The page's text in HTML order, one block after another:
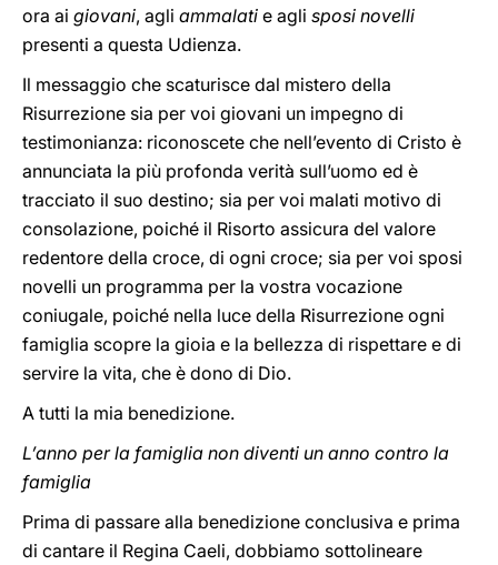
ora ai giovani, agli ammalati e agli sposi novelli
presenti a questa Udienza.
Il messaggio che scaturisce dal mistero della
Risurrezione sia per voi giovani un impegno di
testimonianza: riconoscete che nell’evento di Cristo è
annunciata la più profonda verità sull’uomo ed è
tracciato il suo destino; sia per voi malati motivo di
consolazione, poiché il Risorto assicura del valore
redentore della croce, di ogni croce; sia per voi sposi
novelli un programma per la vostra vocazione
coniugale, poiché nella luce della Risurrezione ogni
famiglia scopre la gioia e la bellezza di rispettare e di
servire la vita, che è dono di Dio.
A tutti la mia benedizione.
L’anno per la famiglia non diventi un anno contro la
famiglia
Prima di passare alla benedizione conclusiva e prima
di cantare il Regina Caeli, dobbiamo sottolineare